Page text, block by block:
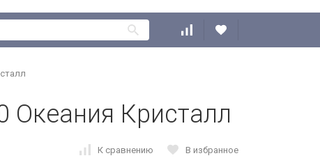
Океания Кристалл
К сравнению В избранное